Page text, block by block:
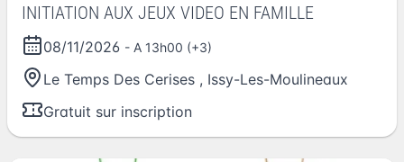
INITIATION AUX JEUX VIDEO EN FAMILLE
08/11/2026 - A 13h00 (+3)
Le Temps Des Cerises , Issy-Les-Moulineaux
Gratuit sur inscription